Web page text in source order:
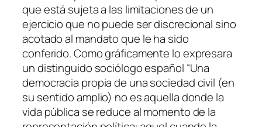
que está sujeta a las limitaciones de un
ejercicio que no puede ser discrecional sino
acotado al mandato que le ha sido
conferido. Como gráficamente lo expresara
un distinguido sociólogo español “Una
democracia propia de una sociedad civil (en
su sentido amplio) no es aquella donde la
vida pública se reduce al momento de la